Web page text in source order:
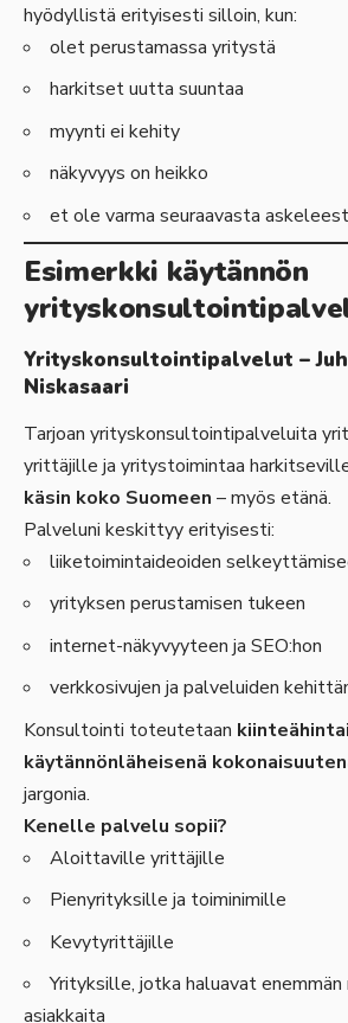
hyödyllistä erityisesti silloin, kun:
olet perustamassa yritystä
harkitset uutta suuntaa
myynti ei kehity
näkyvyys on heikko
et ole varma seuraavasta
Esimerkki käytännön
Yrityskonsultointipalvelut –
Niskasaari
Tarjoan yrityskonsultointipalveluita
yrittäjille ja yritystoimintaa
käsin koko Suomeen – myös etänä.
Palveluni keskittyy erityisesti:
liiketoimintaideoiden
yrityksen perustamisen tukeen
internet-näkyvyyteen ja SEO:hon
verkkosivujen ja palveluiden
Konsultointi toteutetaan
käytännönläheisenä
jargonia.
Kenelle palvelu sopii?
Aloittaville yrittäjille
Pienyrityksille ja toiminimille
Kevytyrittäjille
Yrityksille, jotka haluavat
asiakkaita